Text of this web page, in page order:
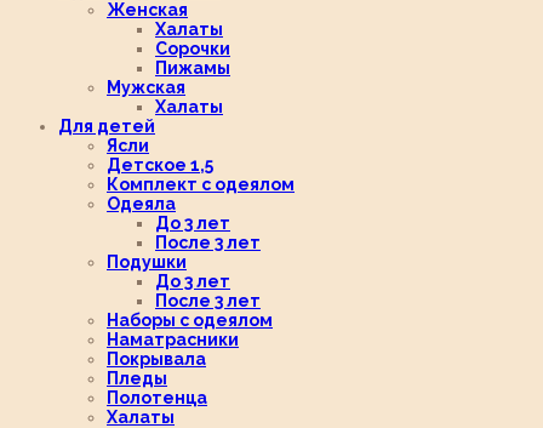
Женская
Халаты
Сорочки
Пижамы
Мужская
Халаты
Для детей
Ясли
Детское 1,5
Комплект с одеялом
Одеяла
До 3 лет
После 3 лет
Подушки
До 3 лет
После 3 лет
Наборы с одеялом
Наматрасники
Покрывала
Пледы
Полотенца
Халаты